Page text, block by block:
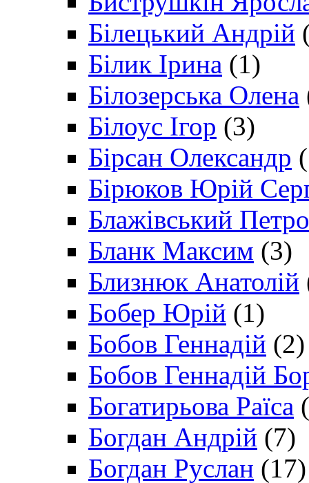
Білецький Андрій
Білик Ірина (1)
Білозерська Олена
Білоус Ігор (3)
Бірсан Олександр
Бірюков Юрій
Блажівський Петро
Бланк Максим (3)
Близнюк Анатолій
Бобер Юрій (1)
Бобов Геннадій (2)
Бобов Геннадій
Богатирьова Раїса
Богдан Андрій (7)
Богдан Руслан (17)